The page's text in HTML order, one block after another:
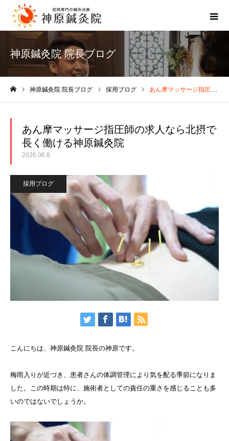
神原鍼灸院 院長ブログ
神原鍼灸院 院長ブログ 採用ブログ あん摩マッサージ指圧師の求人なら北摂で長く働ける神原鍼灸院
あん摩マッサージ指圧師の求人なら北摂で
長く働ける神原鍼灸院
2026.06.8
採用ブログ
こんにちは、神原鍼灸院 院長の神原です。
梅雨入りが近づき、患者さんの体調管理により気を配る季節になりま
した。この時期は特に、施術者としての責任の重さを感じることも多
いのではないでしょうか。